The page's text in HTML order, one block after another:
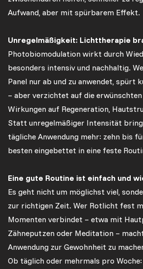
Aufwand, aber mit spürbarem Effekt.
Unregelmäßigkeit: Lichttherapie
Photobiomodulation wirkt durch
besonders intensiv und nachhaltig.
Panel nur ab und zu anwendet, spürt
– aber verzichtet auf die
Wirkungen auf Regeneration,
Statt unregelmäßiger Intensität
tägliche Anwendung mehr: zehn bis
besten eingebettet in eine feste
Eine gute Routine ist einfach und
Es geht nicht um möglichst viel,
zur richtigen Zeit. Wer Rotlicht fest
Momenten verbindet – etwa mit
Zähneputzen oder Meditation –
Anwendung zur Gewohnheit zu
Ob täglich oder mehrmals pro